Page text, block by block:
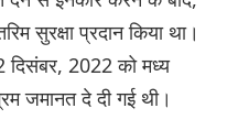
सुरक्षा प्रदान किया था।
दिसंबर, 2022 को मध्य
जमानत दे दी गई थी।